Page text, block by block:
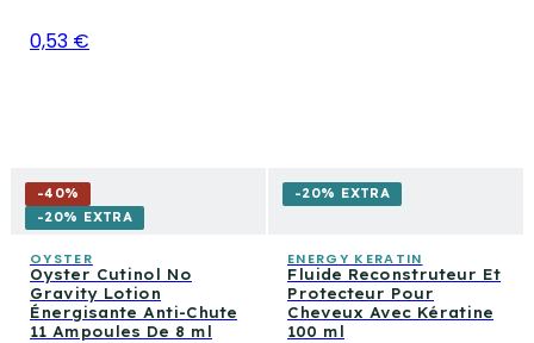
0,53 €
-40%
-20% EXTRA
OYSTER
Oyster Cutinol No
Gravity Lotion
Énergisante Anti-Chute
11 Ampoules De 8 ml
-20% EXTRA
ENERGY KERATIN
Fluide Reconstruteur Et
Protecteur Pour
Cheveux Avec Kératine
100 ml